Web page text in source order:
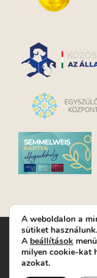
Turay Ida
helyszín: Turay
Levelezési cím:
A weboldalon a
sütiket használunk.
A beállítások
milyen cookie-kat
azokat.